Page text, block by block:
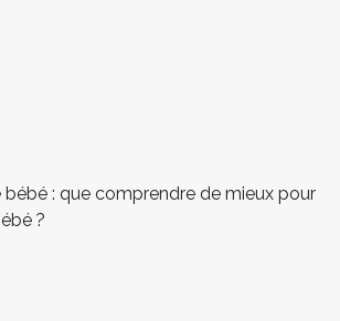
: que comprendre de mieux pour
?